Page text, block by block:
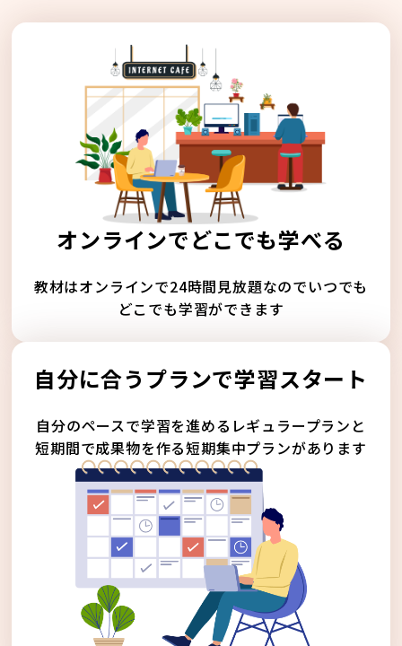
オンラインでどこでも学べる
教材はオンラインで24時間見放題なのでいつでも
どこでも学習ができます
自分に合うプランで学習スタート
自分のペースで学習を進めるレギュラープランと
短期間で成果物を作る短期集中プランがあります